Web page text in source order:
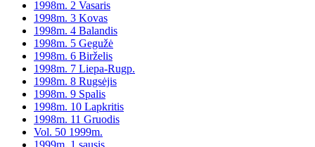
1998m. 2 Vasaris
1998m. 3 Kovas
1998m. 4 Balandis
1998m. 5 Gegužė
1998m. 6 Birželis
1998m. 7 Liepa-Rugp.
1998m. 8 Rugsėjis
1998m. 9 Spalis
1998m. 10 Lapkritis
1998m. 11 Gruodis
Vol. 50 1999m.